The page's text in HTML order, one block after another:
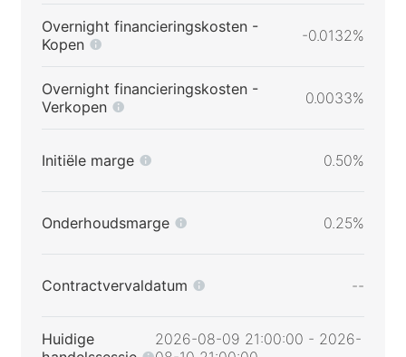
Overnight financieringskosten -
Kopen
-0.0132%
Overnight financieringskosten -
Verkopen
0.0033%
Initiële marge 0.50%
Onderhoudsmarge 0.25%
Contractvervaldatum --
Huidige
2026-08-09 21:00:00 - 2026-